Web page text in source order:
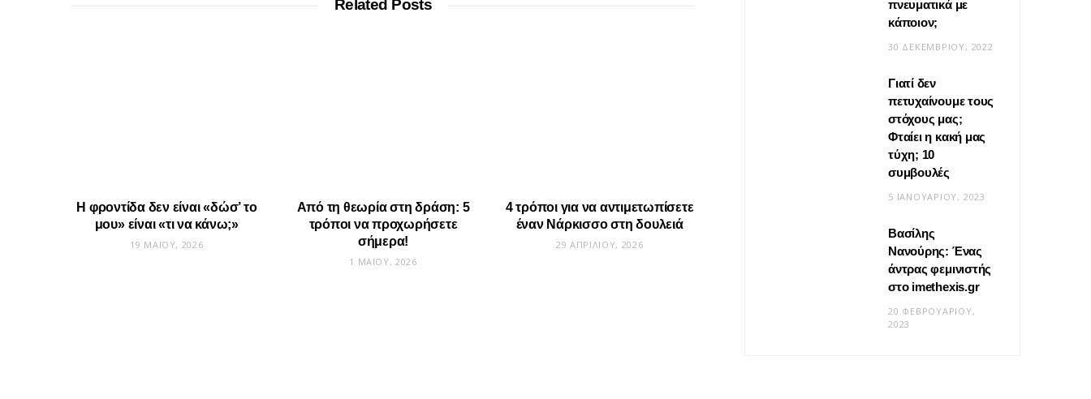
Related Posts
Η φροντίδα δεν είναι «δώσ’ το
μου» είναι «τι να κάνω;»
19 ΜΑΪ́ΟΥ, 2026
Από τη θεωρία στη δράση: 5
τρόποι να προχωρήσετε
σήμερα!
1 ΜΑΪ́ΟΥ, 2026
4 τρόποι για να αντιμετωπίσετε
έναν Νάρκισσο στη δουλειά
29 ΑΠΡΙΛΊΟΥ, 2026
20 ΜΑΪ́ΟΥ, 2026
ΣΧΈΣΕΙΣ
Η φροντίδα δεν είναι «δώσ’ το
πνευματικά με
κάποιον;
30 ΔΕΚΕΜΒΡΊΟΥ, 2022
Γιατί δεν
πετυχαίνουμε τους
στόχους μας;
Φταίει η κακή μας
τύχη; 10
συμβουλές
5 ΙΑΝΟΥΑΡΊΟΥ, 2023
Βασίλης
Νανούρης: Ένας
άντρας φεμινιστής
στο imethexis.gr
20 ΦΕΒΡΟΥΑΡΊΟΥ,
2023